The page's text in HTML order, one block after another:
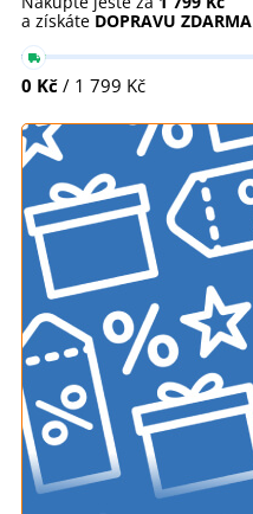
a získáte DOPRAVU ZDARMA
0 Kč / 1 799 Kč